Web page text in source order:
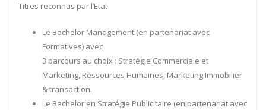
Titres reconnus par l’Etat
Le Bachelor Management (en partenariat avec
Formatives) avec
3 parcours au choix : Stratégie Commerciale et
Marketing, Ressources Humaines, Marketing Immobilier
& transaction.
Le Bachelor en Stratégie Publicitaire (en partenariat avec